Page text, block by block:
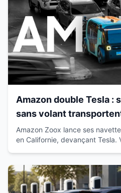
Amazon double Tesla :
sans volant
passagers en Californie
Amazon Zoox lance ses
en Californie, devançant Tesla.